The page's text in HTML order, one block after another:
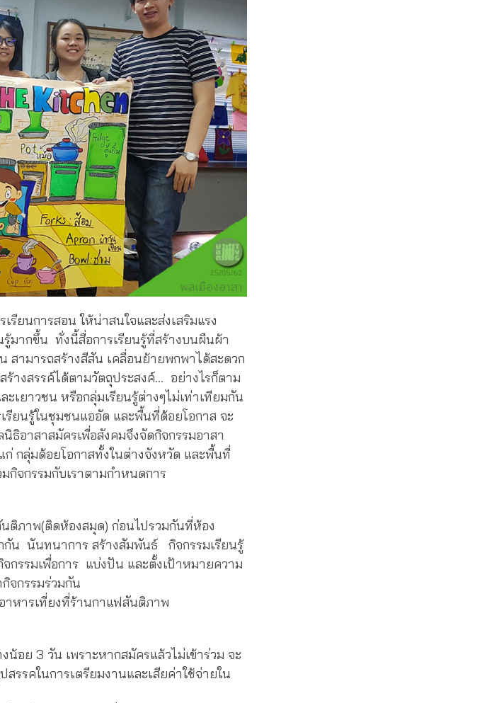
รียนการสอน ให้น่าสนใจและส่งเสริมแรง
รู้มากขึ้น ทั่งนี้สื่อการเรียนรู้ที่สร้างบนผืนผ้า
สามารถสร้างสีสัน เคลื่อนย้ายพกพาได้สะดวก
างสรรค์ได้ตามวัตถุประสงค์… อย่างไรก็ตาม
ะเยาวชน หรือกลุ่มเรียนรู้ต่างๆไม่เท่าเทียมกัน
ยนรู้ในชุมชนแออัด และพื้นที่ด้อยโอกาส จะ
ธิอาสาสมัครเพื่อสังคมจึงจัดกิจกรรมอาสา
ก่ กลุ่มด้อยโอกาสทั้งในต่างจังหวัด และพื้นที่
กิจกรรมกับเราตามกำหนดการ
ภาพ(ติดห้องสมุด) ก่อนไปรวมกันที่ห้อง
น นันทนาการ สร้างสัมพันธ์ กิจกรรมเรียนรู้
กรรมเพื่อการ แบ่งปัน และตั้งเป้าหมายความ
จกรรมร่วมกัน
รเที่ยงที่ร้านกาแฟสันติภาพ
น้อย 3 วัน เพราะหากสมัครแล้วไม่เข้าร่วม จะ
รรคในการเตรียมงานและเสียค่าใช้จ่ายใน